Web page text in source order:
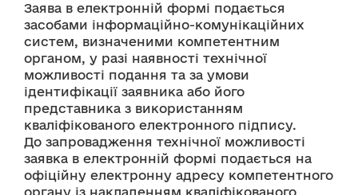
Заява в електронній формі подається
засобами інформаційно-комунікаційних
систем, визначеними компетентним
органом, у разі наявності технічної
можливості подання та за умови
ідентифікації заявника або його
представника з використанням
кваліфікованого електронного підпису.
До запровадження технічної можливості
заявка в електронній формі подається на
офіційну електронну адресу компетентного
органу із накладенням кваліфікованого